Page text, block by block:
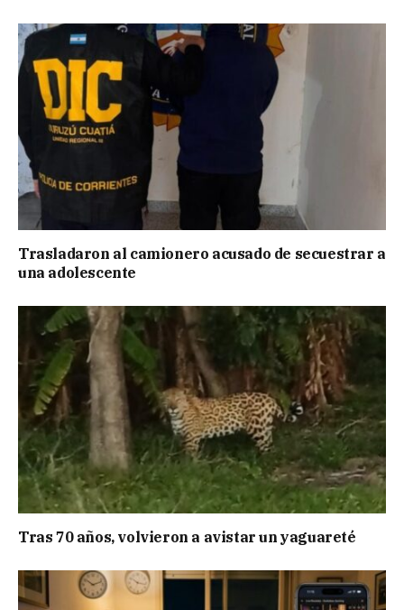
Trasladaron al camionero acusado de secuestrar a
una adolescente
Tras 70 años, volvieron a avistar un yaguareté